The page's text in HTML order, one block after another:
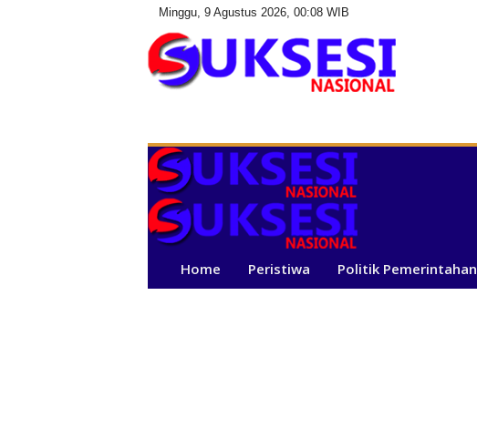
Minggu, 9 Agustus 2026, 00:08 WIB
s
e
i
N
i
Home Peristiwa Politik Pemerintahan